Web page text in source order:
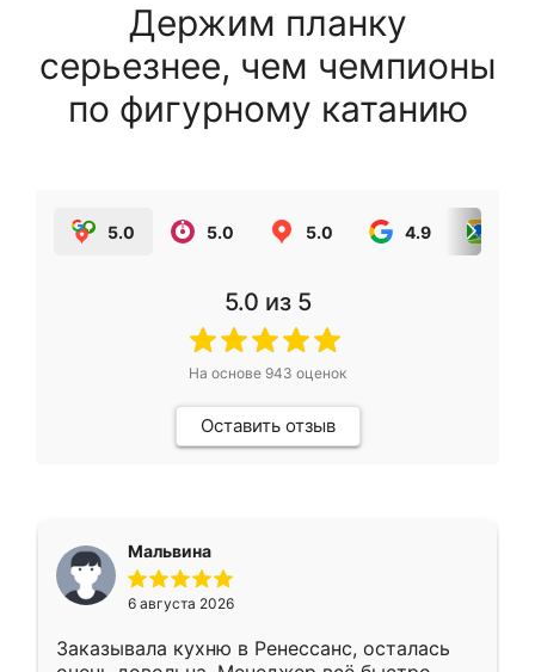
Держим планку
серьезнее, чем чемпионы
по фигурному катанию
5.0 5.0 5.0 4.9
5.0 из 5
На основе 943 оценок
Оставить отзыв
Мальвина
6 августа 2026
Заказывала кухню в Ренессанс, осталась